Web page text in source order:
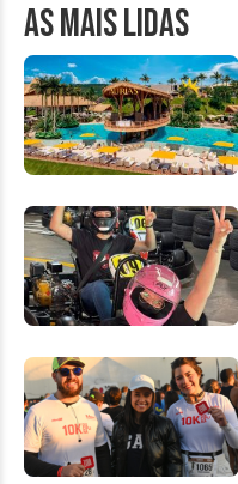
AS MAIS LIDAS